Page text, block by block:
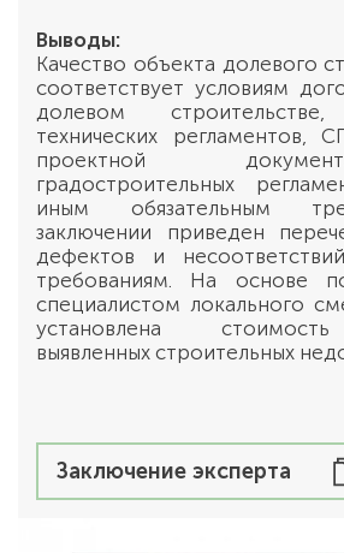
Выводы:
Качество объекта долевого
соответствует условиям
долевом
технических
проектной
градостроительных
иным обязательным
заключении приведен
дефектов и
требованиям. На основе
специалистом локального
установлена
выявленных строительных
Заключение эксперта